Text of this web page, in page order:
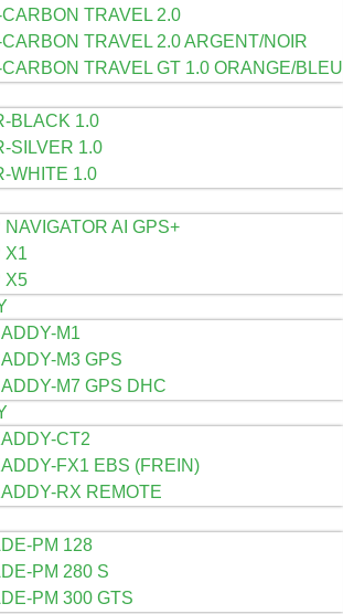
TRAVEL 2.0
TRAVEL 2.0 ARGENT/NOIR
TRAVEL GT 1.0 ORANGE/BLEU
BLACK 1.0
SILVER 1.0
WHITE 1.0
NAVIGATOR AI GPS+
X1
X5
M1
M3 GPS
M7 GPS DHC
CT2
FX1 EBS (FREIN)
RX REMOTE
PM 128
PM 280 S
PM 300 GTS